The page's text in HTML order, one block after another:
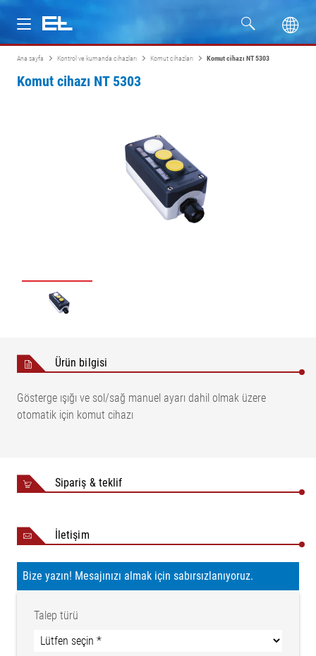
Ürünler
Ana sayfa Kontrol ve kumanda cihazları Komut cihazları Komut cihazı NT 5303
Komut cihazı NT 5303
Ürün bilgisi
Gösterge ışığı ve sol/sağ manuel ayarı dahil olmak üzere
otomatik için komut cihazı
Sipariş & teklif
İletişim
Bize yazın! Mesajınızı almak için sabırsızlanıyoruz.
Talep türü